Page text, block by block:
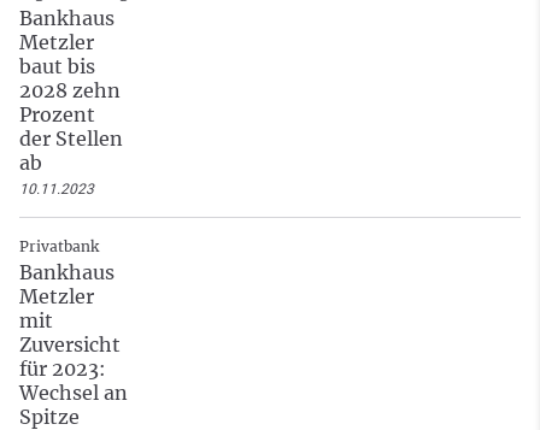
Bankhaus
Metzler
baut bis
2028 zehn
Prozent
der Stellen
ab
10.11.2023
Privatbank
Bankhaus
Metzler
mit
Zuversicht
für 2023:
Wechsel an
Spitze